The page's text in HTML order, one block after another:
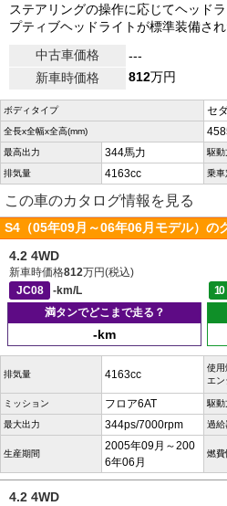
ステアリングの操作に応じてヘッド
プティブヘッドライトが標準装備さ
中古車価格
---
新車時価格
812万円
ボディタイプ セ
全長x全幅x全高(mm)
最高出力 344馬力 駆動
排気量 4163cc 乗車
この車のカタログ情報を見る
S4（05年09月～06年06月モデル）の
4.2 4WD
新車時価格812万円(税込)
JC08
-km/L 10
満タンでどこまで走る？
-km
排気量 4163cc
使用
エン
ミッション フロア6AT 駆動
最大出力 344ps/7000rpm 過給
生産期間
2005年09月～200
6年06月
燃費
4.2 4WD